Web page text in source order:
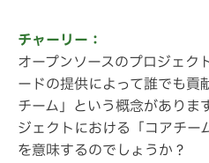
チャーリー：
オープンソースのプロジェク
ードの提供によって誰でも貢
チーム」という概念がありま
ジェクトにおける「コアチー
を意味するのでしょうか？